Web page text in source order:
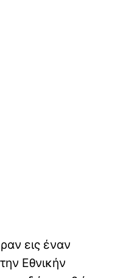
εις έναν
Εθνικήν